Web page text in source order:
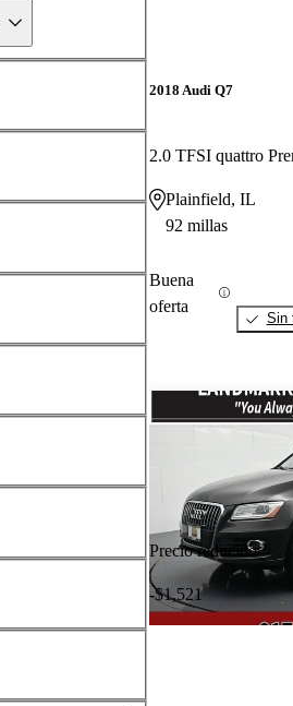
2018 Audi Q7
2.0 TFSI quattro
Plainfield, IL
92 millas
Buena
oferta
Sin
Precio reducido
-$1,521